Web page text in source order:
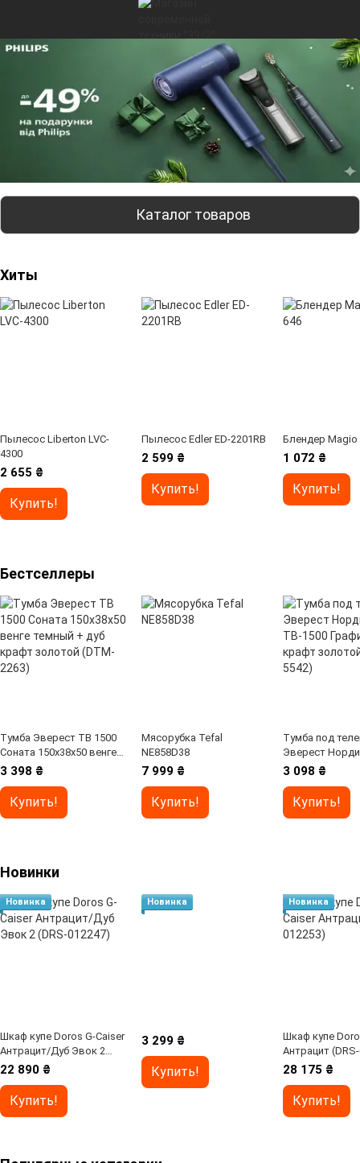
Каталог товаров
Хиты
Пылесос Liberton LVC-
4300
2 655 ₴
Купить!
Пылесос Edler ED-2201RB
2 599 ₴
Купить!
Блендер Magio
1 072 ₴
Купить!
Бестселлеры
Тумба Эверест ТВ 1500
Соната 150х38х50 венге
темный + дуб крафт
3 398 ₴
Купить!
Мясорубка Tefal
NE858D38
7 999 ₴
Купить!
Тумба под
Эверест
Графит + Дуб
3 098 ₴
Купить!
Новинки
Новинка
Шкаф купе Doros G-Caiser
Антрацит/Дуб Эвок 2
(DRS-012247)
22 890 ₴
Купить!
Новинка
3 299 ₴
Купить!
Новинка
Шкаф купе
Антрацит
28 175 ₴
Купить!